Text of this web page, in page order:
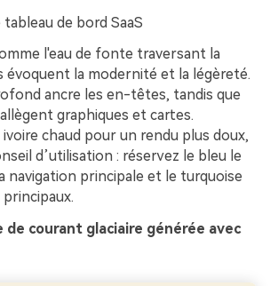
tableau de bord SaaS
l'eau de fonte traversant la
évoquent la modernité et la légèreté.
ancre les en-têtes, tandis que
allègent graphiques et cartes.
chaud pour un rendu plus doux,
d’utilisation : réservez le bleu le
navigation principale et le turquoise
de courant glaciaire générée avec